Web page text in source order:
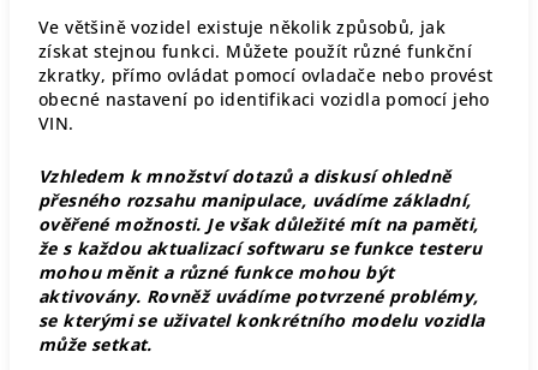
Ve většině vozidel existuje několik způsobů, jak
získat stejnou funkci. Můžete použít různé funkční
zkratky, přímo ovládat pomocí ovladače nebo provést
obecné nastavení po identifikaci vozidla pomocí jeho
VIN.
Vzhledem k množství dotazů a diskusí ohledně
přesného rozsahu manipulace, uvádíme základní,
ověřené možnosti. Je však důležité mít na paměti,
že s každou aktualizací softwaru se funkce testeru
mohou měnit a různé funkce mohou být
aktivovány. Rovněž uvádíme potvrzené problémy,
se kterými se uživatel konkrétního modelu vozidla
může setkat.